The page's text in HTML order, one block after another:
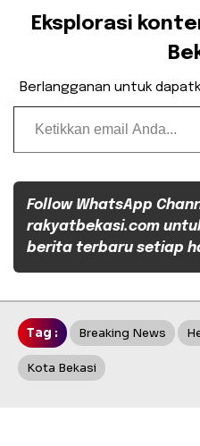
Eksplorasi
Berlangganan untuk
Ketikkan email Anda...
Follow WhatsApp
rakyatbekasi.com
berita terbaru setiap
Tag : Breaking News
Kota Bekasi